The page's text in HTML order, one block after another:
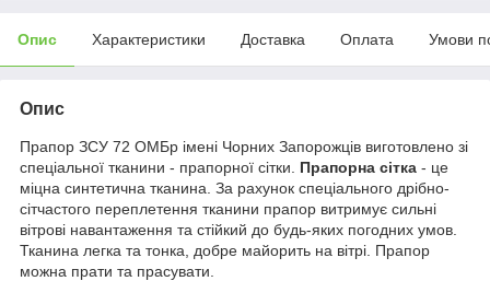
Опис Характеристики Доставка Оплата Умови
Опис
Прапор ЗСУ 72 ОМБр імені Чорних Запорожців виготовлено зі
спеціальної тканини - прапорної сітки. Прапорна сітка - це
міцна синтетична тканина. За рахунок спеціального дрібно-
сітчастого переплетення тканини прапор витримує сильні
вітрові навантаження та стійкий до будь-яких погодних умов.
Тканина легка та тонка, добре майорить на вітрі. Прапор
можна прати та прасувати.